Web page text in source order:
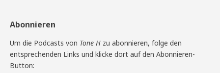
Abonnieren
Um die Podcasts von Tone H zu abonnieren, folge den
entsprechenden Links und klicke dort auf den Abonnieren-
Button: